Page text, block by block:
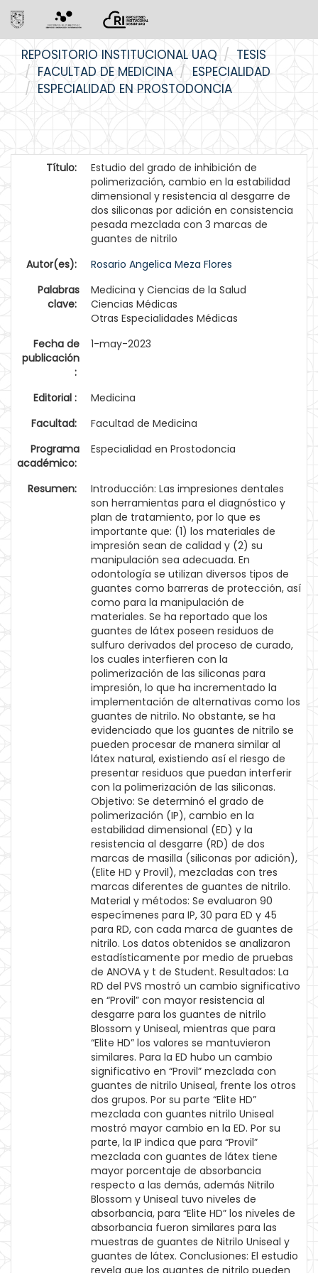
navigation
REPOSITORIO INSTITUCIONAL UAQ
TESIS
FACULTAD DE MEDICINA
ESPECIALIDAD
ESPECIALIDAD EN PROSTODONCIA
Título:
Estudio del grado de inhibición de
polimerización, cambio en la estabilidad
dimensional y resistencia al desgarre de
dos siliconas por adición en consistencia
pesada mezclada con 3 marcas de
guantes de nitrilo
Autor(es):
Rosario Angelica Meza Flores
Palabras
clave:
Medicina y Ciencias de la Salud
Ciencias Médicas
Otras Especialidades Médicas
Fecha de
publicación
:
1-may-2023
Editorial :
Medicina
Facultad:
Facultad de Medicina
Programa
académico:
Especialidad en Prostodoncia
Resumen:
Introducción: Las impresiones dentales
son herramientas para el diagnóstico y
plan de tratamiento, por lo que es
importante que: (1) los materiales de
impresión sean de calidad y (2) su
manipulación sea adecuada. En
odontología se utilizan diversos tipos de
guantes como barreras de protección, así
como para la manipulación de
materiales. Se ha reportado que los
guantes de látex poseen residuos de
sulfuro derivados del proceso de curado,
los cuales interfieren con la
polimerización de las siliconas para
impresión, lo que ha incrementado la
implementación de alternativas como los
guantes de nitrilo. No obstante, se ha
evidenciado que los guantes de nitrilo se
pueden procesar de manera similar al
látex natural, existiendo así el riesgo de
presentar residuos que puedan interferir
con la polimerización de las siliconas.
Objetivo: Se determinó el grado de
polimerización (IP), cambio en la
estabilidad dimensional (ED) y la
resistencia al desgarre (RD) de dos
marcas de masilla (siliconas por adición),
(Elite HD y Provil), mezcladas con tres
marcas diferentes de guantes de nitrilo.
Material y métodos: Se evaluaron 90
especímenes para IP, 30 para ED y 45
para RD, con cada marca de guantes de
nitrilo. Los datos obtenidos se analizaron
estadísticamente por medio de pruebas
de ANOVA y t de Student. Resultados: La
RD del PVS mostró un cambio significativo
en “Provil” con mayor resistencia al
desgarre para los guantes de nitrilo
Blossom y Uniseal, mientras que para
“Elite HD” los valores se mantuvieron
similares. Para la ED hubo un cambio
significativo en “Provil” mezclada con
guantes de nitrilo Uniseal, frente los otros
dos grupos. Por su parte “Elite HD”
mezclada con guantes nitrilo Uniseal
mostró mayor cambio en la ED. Por su
parte, la IP indica que para “Provil”
mezclada con guantes de látex tiene
mayor porcentaje de absorbancia
respecto a las demás, además Nitrilo
Blossom y Uniseal tuvo niveles de
absorbancia, para “Elite HD” los niveles de
absorbancia fueron similares para las
muestras de guantes de Nitrilo Uniseal y
guantes de látex. Conclusiones: El estudio
revela que los guantes de nitrilo pueden